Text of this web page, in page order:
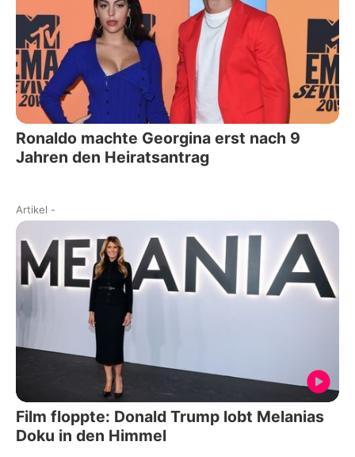
Ronaldo machte Georgina erst nach 9
Jahren den Heiratsantrag
Artikel -
Film floppte: Donald Trump lobt Melanias
Doku in den Himmel